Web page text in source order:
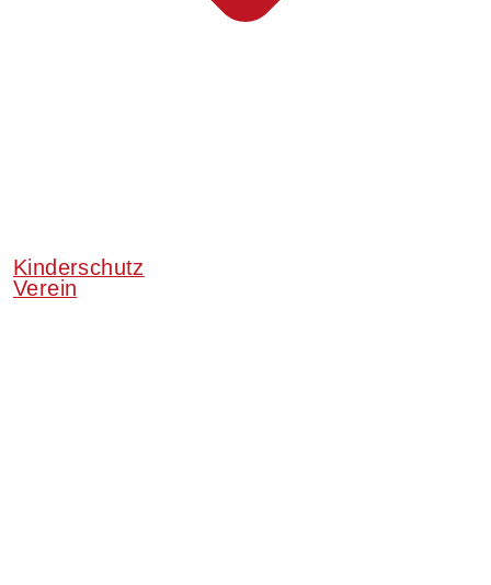
Kinderschutz
Verein